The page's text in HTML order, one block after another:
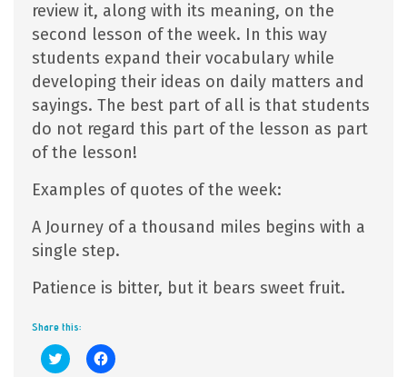
review it, along with its meaning, on the
second lesson of the week. In this way
students expand their vocabulary while
developing their ideas on daily matters and
sayings. The best part of all is that students
do not regard this part of the lesson as part
of the lesson!
Examples of quotes of the week:
A Journey of a thousand miles begins with a
single step.
Patience is bitter, but it bears sweet fruit.
Share this:
Click
to
Click
to